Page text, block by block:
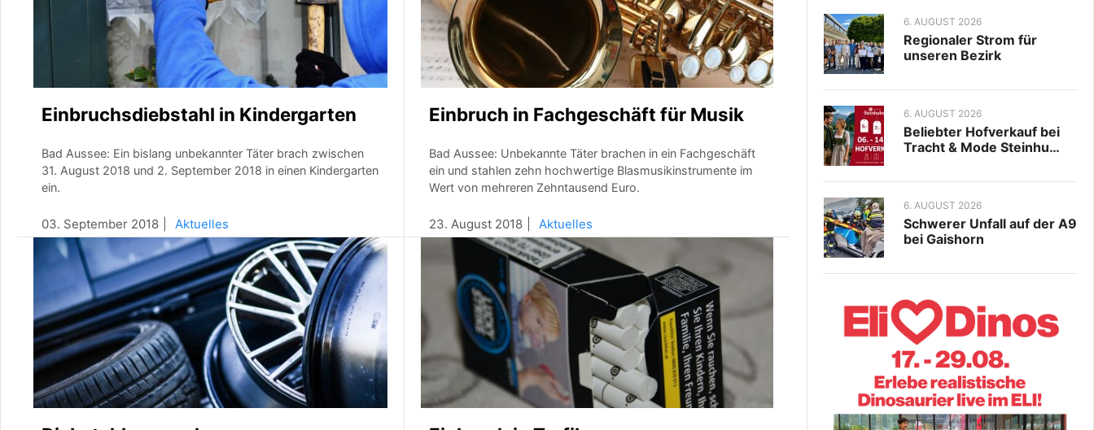
Einbruchsdiebstahl in Kindergarten
Bad Aussee: Ein bislang unbekannter Täter brach zwischen
31. August 2018 und 2. September 2018 in einen Kindergarten
ein.
03. September 2018 Aktuelles
Einbruch in Fachgeschäft für Musik
Bad Aussee: Unbekannte Täter brachen in ein Fachgeschäft
ein und stahlen zehn hochwertige Blasmusikinstrumente im
Wert von mehreren Zehntausend Euro.
23. August 2018 Aktuelles
6. AUGUST 2026
Regionaler Strom für
unseren Bezirk
6. AUGUST 2026
Beliebter Hofverkauf bei
Tracht & Mode Steinhu…
6. AUGUST 2026
Schwerer Unfall auf der A9
bei Gaishorn